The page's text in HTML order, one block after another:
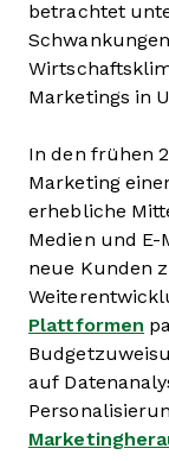
betrachtet
Marketings in
In den frühen
Marketing
erhebliche
Medien und
neue Kunden
Plattformen
auf